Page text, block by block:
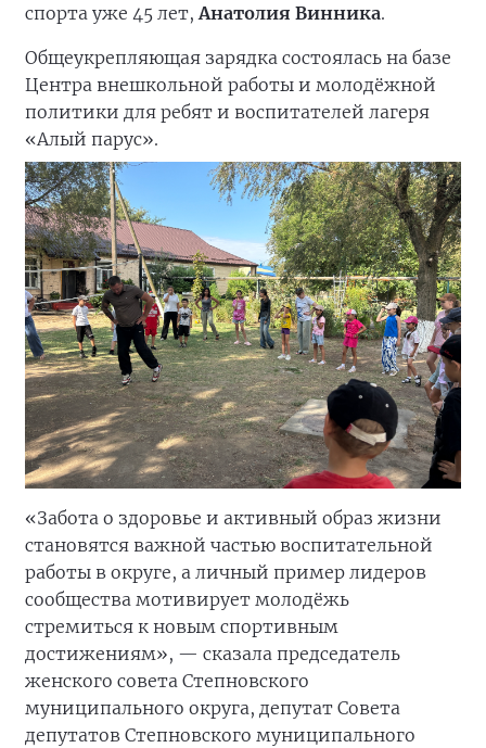
спорта уже 45 лет, Анатолия Винника.
Общеукрепляющая зарядка состоялась на базе
Центра внешкольной работы и молодёжной
политики для ребят и воспитателей лагеря
«Алый парус».
«Забота о здоровье и активный образ жизни
становятся важной частью воспитательной
работы в округе, а личный пример лидеров
сообщества мотивирует молодёжь
стремиться к новым спортивным
достижениям», — сказала председатель
женского совета Степновского
муниципального округа, депутат Совета
депутатов Степновского муниципального